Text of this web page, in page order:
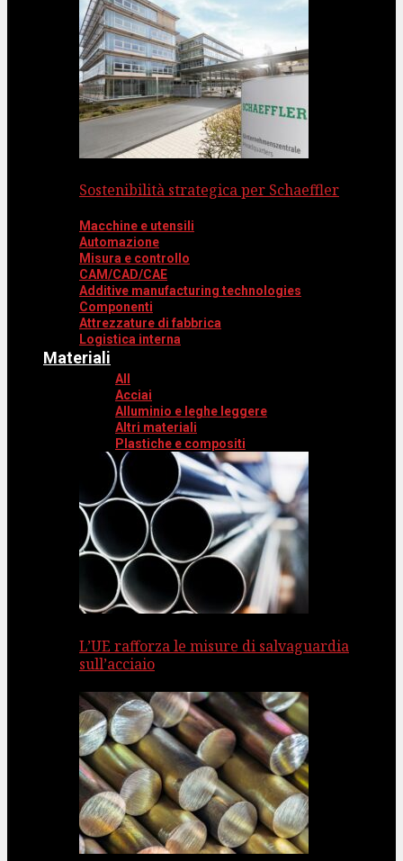
Sostenibilità strategica per Schaeffler
Macchine e utensili
Automazione
Misura e controllo
CAM/CAD/CAE
Additive manufacturing technologies
Componenti
Attrezzature di fabbrica
Logistica interna
Materiali
All
Acciai
Alluminio e leghe leggere
Altri materiali
Plastiche e compositi
L’UE rafforza le misure di salvaguardia
sull’acciaio